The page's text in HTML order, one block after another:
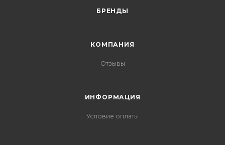
БРЕНДЫ
КОМПАНИЯ
Отзывы
ИНФОРМАЦИЯ
Условие оплаты